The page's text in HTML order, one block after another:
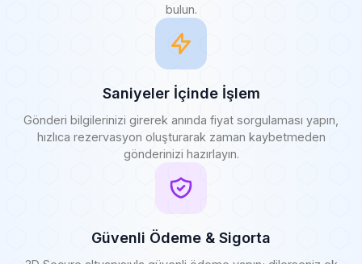
bulun.
Saniyeler İçinde İşlem
Gönderi bilgilerinizi girerek anında fiyat sorgulaması yapın,
hızlıca rezervasyon oluşturarak zaman kaybetmeden
gönderinizi hazırlayın.
Güvenli Ödeme & Sigorta